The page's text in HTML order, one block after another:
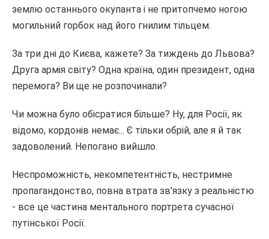
землю останнього окупанта і не притопчемо ногою
могильний горбок над його гнилим тільцем.
За три дні до Києва, кажете? За тиждень до Львова?
Друга армія світу? Одна країна, один президент, одна
перемога? Ви ще не розпочинали?
Чи можна було обісратися більше? Ну, для Росії, як
відомо, кордонів немає... Є тільки обрій, але я й так
задоволений. Непогано вийшло.
Неспроможність, некомпетентність, нестримне
пропагандонство, повна втрата зв'язку з реальністю
- все це частина ментального портрета сучасної
путінської Росії.